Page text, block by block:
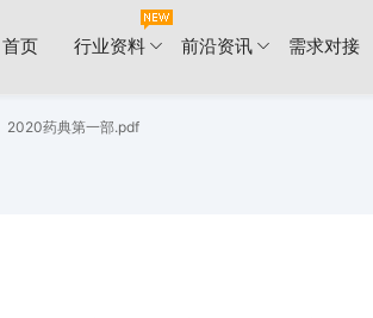
首页 行业资料 前沿资讯 需求对接
2020药典第一部.pdf